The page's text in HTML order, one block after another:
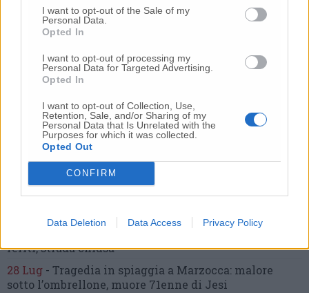
I want to opt-out of the Sale of my
Personal Data.
Opted In
I want to opt-out of processing my
Personal Data for Targeted Advertising.
Opted In
I want to opt-out of Collection, Use,
Retention, Sale, and/or Sharing of my
Personal Data that Is Unrelated with the
Purposes for which it was collected.
Opted Out
CONFIRM
Data Deletion Data Access Privacy Policy
-Cordoglio a Fabriano per la scomparsa
dell’architetto Bruno Rossi
Khemaies:dalla condanna per spaccio
alla fuga dai
domiciliari
- Frontale tra due auto,6 ragazzi in ospedale
-Bomba d’acqua e grandine:strade come fiumi,
auto bloccate.Il bilancio complessivo
27 Lug-Addio a Giorgio Pavani,per tutti “Bunny”,
storico commerciante di Lay Line
17 Lug-Choc in spiaggia,tragedia davanti ai
feriti, strada chiusa
28 Lug - Tragedia in spiaggia a Marzocca: malore
sotto l’ombrellone, muore 71enne di Jesi